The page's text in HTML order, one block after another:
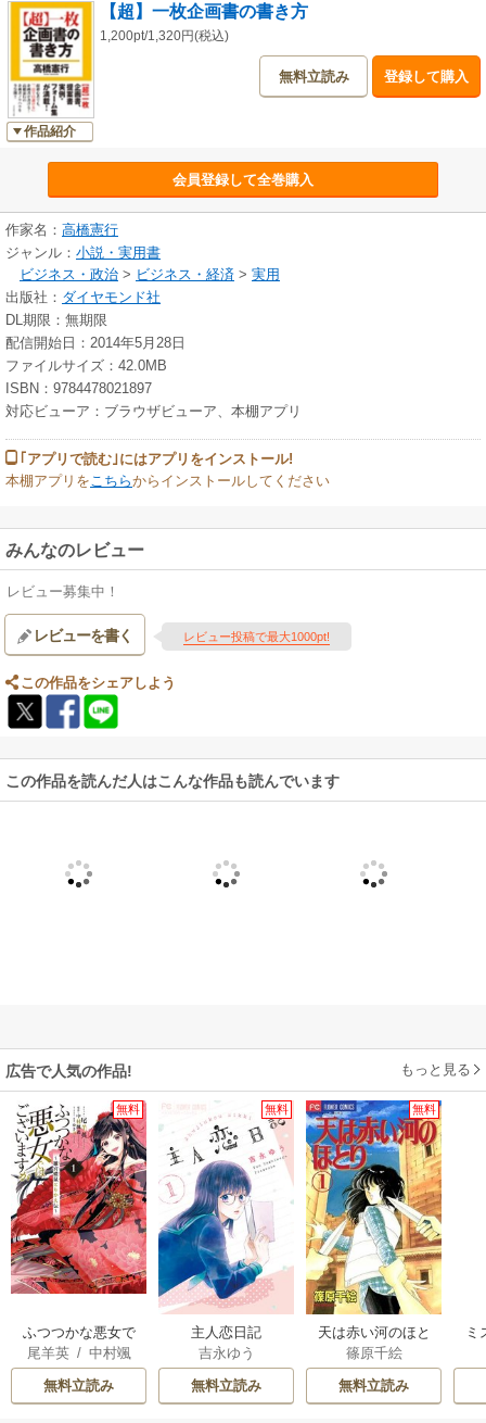
作品紹介
【超】一枚企画書の書き方
1,200pt/1,320円(税込)
無料立読み 登録して購入
会員登録して全巻購入
作家名： 高橋憲行
ジャンル： 小説・実用書
ビジネス・政治 > ビジネス・経済 > 実用
出版社： ダイヤモンド社
DL期限：無期限
配信開始日：2014年5月28日
ファイルサイズ：42.0MB
ISBN：9784478021897
対応ビューア：ブラウザビューア、本棚アプリ
｢アプリで読む｣にはアプリをインストール!
本棚アプリを こちらからインストールしてください
みんなのレビュー
レビュー募集中！
レビューを書く レビュー投稿で最大1000pt!
この作品をシェアしよう
この作品を読んだ人はこんな作品も読んでいます
広告で人気の作品! もっと見る
無料
ふつつかな悪女で
はございますが ～
雛宮蝶鼠とりかえ
伝～
尾羊英/ 中村颯
希/ゆき哉
無料立読み
無料
主人恋日記
吉永ゆう
無料立読み
無料
天は赤い河のほと
り
篠原千絵
無料立読み
ミ